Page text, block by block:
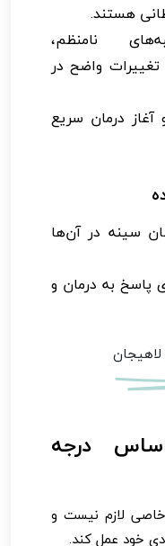
هستند.
نامنظم،
واضح در
آغاز درمان سریع
سینه در آن‌ها
پاسخ به درمان و
لاهیجان
درجه
لازم نیست و
خود عمل کند.